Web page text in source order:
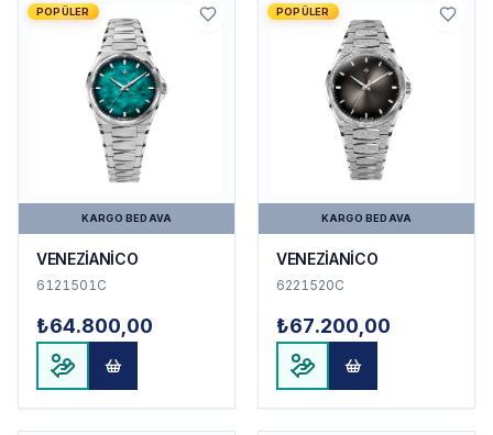
POPÜLER
KARGO BEDAVA
VENEZİANİCO
6121501C
₺64.800,00
POPÜLER
KARGO BEDAVA
VENEZİANİCO
6221520C
₺67.200,00